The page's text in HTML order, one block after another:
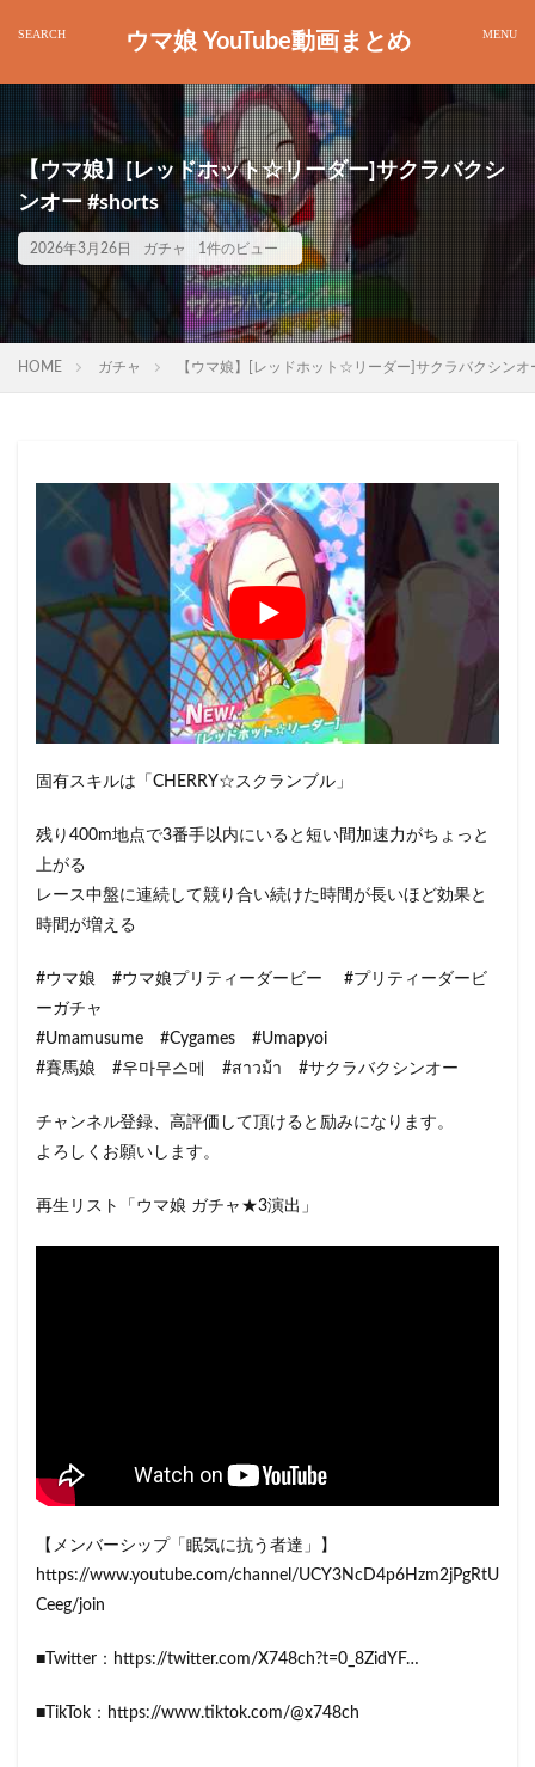
ウマ娘 YouTube動画まとめ
【ウマ娘】[レッドホット☆リーダー]サクラバクシ
ンオー #shorts
2026年3月26日 ガチャ 1件のビュー
HOME ガチャ 【ウマ娘】[レッドホット☆リーダー]サクラバクシンオ
固有スキルは「CHERRY☆スクランブル」
残り400m地点で3番手以内にいると短い間加速力がちょっと
上がる
レース中盤に連続して競り合い続けた時間が長いほど効果と
時間が増える
#ウマ娘 #ウマ娘プリティーダービー #プリティーダービ
ーガチャ
#Umamusume #Cygames #Umapyoi
#賽馬娘 #우마무스메 #สาวม้า #サクラバクシンオー
チャンネル登録、高評価して頂けると励みになります。
よろしくお願いします。
再生リスト「ウマ娘 ガチャ★3演出」
【メンバーシップ「眠気に抗う者達」】
https://www.youtube.com/channel/UCY3NcD4p6Hzm2jPgRtU
Ceeg/join
■Twitter：https://twitter.com/X748ch?t=0_8ZidYF…
■TikTok：https://www.tiktok.com/@x748ch